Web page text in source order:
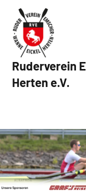
Inhalt
springen
Ruderverein
Herten e.V.